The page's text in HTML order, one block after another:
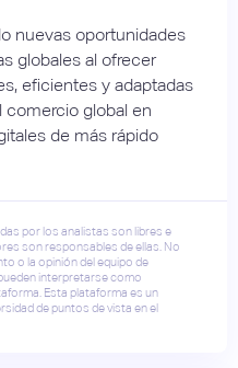
nuevas oportunidades
globales al ofrecer
eficientes y adaptadas
comercio global en
de más rápido
por los analistas son libres e
son responsables de ellas. No
o la opinión del equipo de
interpretarse como
Esta plataforma es un
de puntos de vista en el